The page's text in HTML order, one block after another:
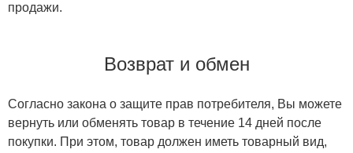
продажи.
Возврат и обмен
Согласно закона о защите прав потребителя, Вы можете
вернуть или обменять товар в течение 14 дней после
покупки. При этом, товар должен иметь товарный вид,